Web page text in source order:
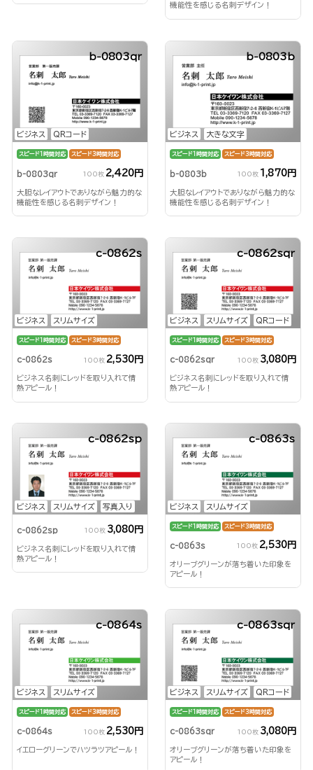
機能性を感じる名刺デザイン！
ビジネス QRコード
b-0803qr
スピード1時間対応 スピード3時間対応
b-0803qr 100枚 2,420円
大胆なレイアウトでありながら魅力的な
機能性を感じる名刺デザイン！
ビジネス 大きな文字
b-0803b
スピード1時間対応 スピード3時間対応
b-0803b 100枚 1,870円
大胆なレイアウトでありながら魅力的な
機能性を感じる名刺デザイン！
ビジネス スリムサイズ
c-0862s
スピード1時間対応 スピード3時間対応
c-0862s 100枚 2,530円
ビジネス名刺にレッドを取り入れて情
熱アピール！
ビジネス スリムサイズ QRコード
c-0862sqr
スピード1時間対応 スピード3時間対応
c-0862sqr 100枚 3,080円
ビジネス名刺にレッドを取り入れて情
熱アピール！
ビジネス スリムサイズ 写真入り
c-0862sp
c-0862sp 100枚 3,080円
ビジネス名刺にレッドを取り入れて情
熱アピール！
ビジネス スリムサイズ
c-0863s
スピード1時間対応 スピード3時間対応
c-0863s 100枚 2,530円
オリーブグリーンが落ち着いた印象を
アピール！
ビジネス スリムサイズ
c-0864s
スピード1時間対応 スピード3時間対応
c-0864s 100枚 2,530円
イエローグリーンでハツラツアピール！
ビジネス スリムサイズ QRコード
c-0863sqr
スピード1時間対応 スピード3時間対応
c-0863sqr 100枚 3,080円
オリーブグリーンが落ち着いた印象を
アピール！